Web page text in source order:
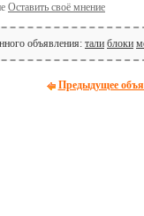
Оставить своё мнение
объявления: тали блоки
Предыдущее